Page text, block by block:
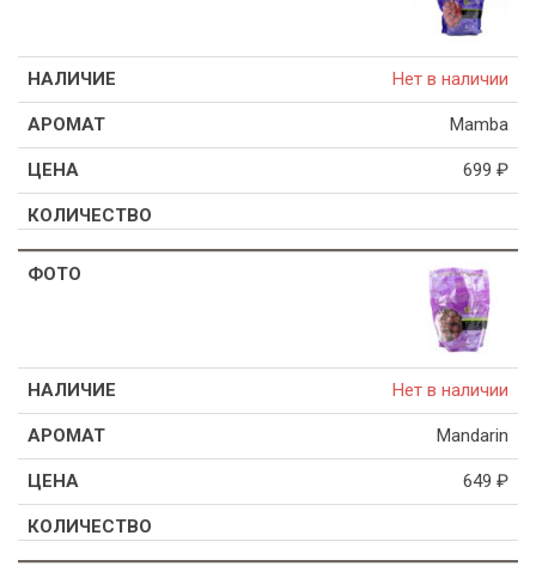
Нет в наличии
Mamba
699 ₽
Нет в наличии
Mandarin
649 ₽